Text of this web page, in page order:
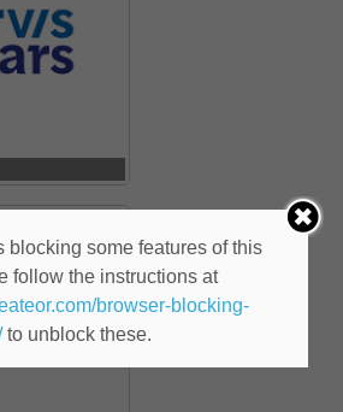
blocking some features of this
follow the instructions at
browser-blocking-
to unblock these.